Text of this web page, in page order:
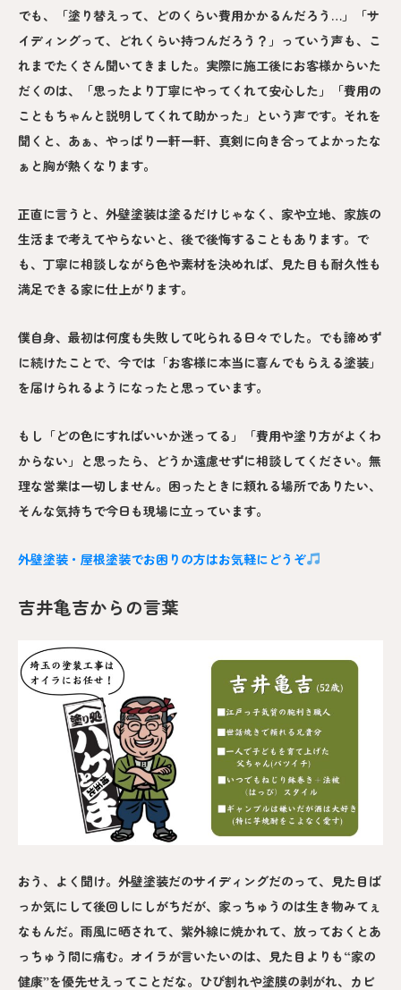
でも、「塗り替えって、どのくらい費用かかるんだろう…」「サ
イディングって、どれくらい持つんだろう？」っていう声も、こ
れまでたくさん聞いてきました。実際に施工後にお客様からいた
だくのは、「思ったより丁寧にやってくれて安心した」「費用の
こともちゃんと説明してくれて助かった」という声です。それを
聞くと、あぁ、やっぱり一軒一軒、真剣に向き合ってよかったな
ぁと胸が熱くなります。
正直に言うと、外壁塗装は塗るだけじゃなく、家や立地、家族の
生活まで考えてやらないと、後で後悔することもあります。で
も、丁寧に相談しながら色や素材を決めれば、見た目も耐久性も
満足できる家に仕上がります。
僕自身、最初は何度も失敗して叱られる日々でした。でも諦めず
に続けたことで、今では「お客様に本当に喜んでもらえる塗装」
を届けられるようになったと思っています。
もし「どの色にすればいいか迷ってる」「費用や塗り方がよくわ
からない」と思ったら、どうか遠慮せずに相談してください。無
理な営業は一切しません。困ったときに頼れる場所でありたい、
そんな気持ちで今日も現場に立っています。
外壁塗装・屋根塗装でお困りの方はお気軽にどうぞ
吉井亀吉からの言葉
おう、よく聞け。外壁塗装だのサイディングだのって、見た目ば
っか気にして後回しにしがちだが、家っちゅうのは生き物みてぇ
なもんだ。雨風に晒されて、紫外線に焼かれて、放っておくとあ
っちゅう間に痛む。オイラが言いたいのは、見た目よりも“家の
健康”を優先せえってことだな。ひび割れや塗膜の剥がれ、カビ